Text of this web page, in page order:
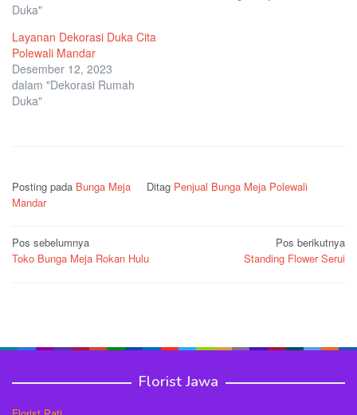
Duka"
Layanan Dekorasi Duka Cita
Polewali Mandar
Desember 12, 2023
dalam "Dekorasi Rumah
Duka"
Posting pada Bunga Meja Ditag Penjual Bunga Meja Polewali
Mandar
Navigasi
pos
Pos sebelumnya
Toko Bunga Meja Rokan Hulu
Pos berikutnya
Standing Flower Serui
Florist Jawa